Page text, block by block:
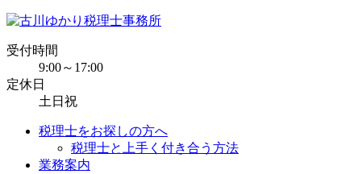
受付時間
9:00～17:00
定休日
土日祝
税理士をお探しの方へ
税理士と上手く付き合う方法
業務案内